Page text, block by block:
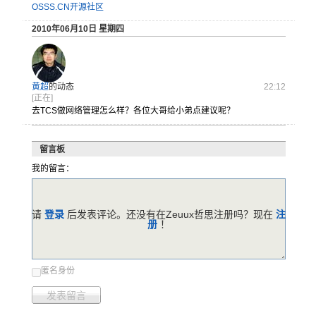
OSSS.CN开源社区
2010年06月10日 星期四
黄超的动态
22:12
[正在]
去TCS做网络管理怎么样？各位大哥给小弟点建议呢？
留言板
我的留言：
匿名身份
发表留言
请 登录 后发表评论。还没有在Zeuux哲思注册吗？现在 注
册 ！